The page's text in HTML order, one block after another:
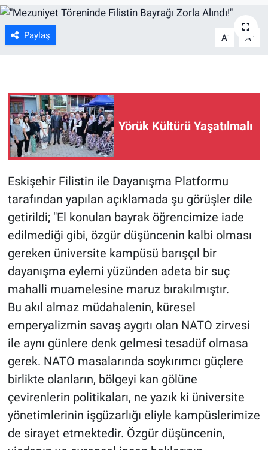
Paylaş A- A +
Yörük Kültürü Yaşatılmalı
Eskişehir Filistin ile Dayanışma Platformu
tarafından yapılan açıklamada şu görüşler dile
getirildi; "El konulan bayrak öğrencimize iade
edilmediği gibi, özgür düşüncenin kalbi olması
gereken üniversite kampüsü barışçıl bir
dayanışma eylemi yüzünden adeta bir suç
mahalli muamelesine maruz bırakılmıştır.
Bu akıl almaz müdahalenin, küresel
emperyalizmin savaş aygıtı olan NATO zirvesi
ile aynı günlere denk gelmesi tesadüf olmasa
gerek. NATO masalarında soykırımcı güçlere
birlikte olanların, bölgeyi kan gölüne
çevirenlerin politikaları, ne yazık ki üniversite
yönetimlerinin işgüzarlığı eliyle kampüslerimize
de sirayet etmektedir. Özgür düşüncenin,